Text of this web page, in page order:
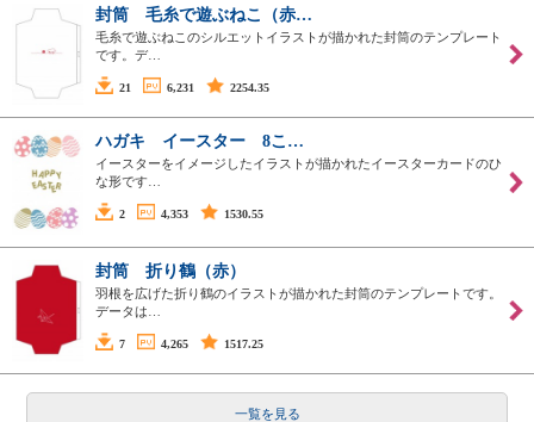
封筒 毛糸で遊ぶねこ（赤…
毛糸で遊ぶねこのシルエットイラストが描かれた封筒のテンプレート
です。デ…
21 6,231 2254.35
ハガキ イースター 8こ…
イースターをイメージしたイラストが描かれたイースターカードのひ
な形です…
2 4,353 1530.55
封筒 折り鶴（赤）
羽根を広げた折り鶴のイラストが描かれた封筒のテンプレートです。
データは…
7 4,265 1517.25
一覧を見る